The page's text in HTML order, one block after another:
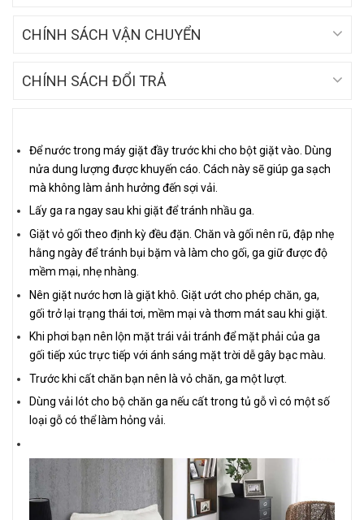
CHÍNH SÁCH VẬN CHUYỂN
CHÍNH SÁCH ĐỔI TRẢ
Để nước trong máy giặt đầy trước khi cho bột giặt vào. Dùng
nửa dung lượng được khuyến cáo. Cách này sẽ giúp ga sạch
mà không làm ảnh hưởng đến sợi vải.
Lấy ga ra ngay sau khi giặt để tránh nhầu ga.
Giặt vỏ gối theo định kỳ đều đặn. Chăn và gối nên rũ, đập nhẹ
hằng ngày để tránh bụi bặm và làm cho gối, ga giữ được độ
mềm mại, nhẹ nhàng.
Nên giặt nước hơn là giặt khô. Giặt ướt cho phép chăn, ga,
gối trở lại trạng thái tơi, mềm mại và thơm mát sau khi giặt.
Khi phơi bạn nên lộn mặt trái vải tránh để mặt phải của ga
gối tiếp xúc trực tiếp với ánh sáng mặt trời dễ gây bạc màu.
Trước khi cất chăn bạn nên là vỏ chăn, ga một lượt.
Dùng vải lót cho bộ chăn ga nếu cất trong tủ gỗ vì có một số
loại gỗ có thể làm hỏng vải.